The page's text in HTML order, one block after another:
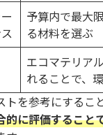
予算内で最大
る材料を選ぶ
エコマテリア
れることで、
を参考にするこ
的に評価すること